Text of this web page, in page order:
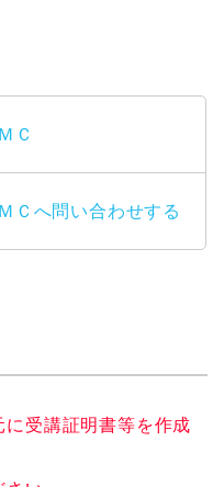
Ｃ
Ｃへ問い合わせする
受講証明書等を作成